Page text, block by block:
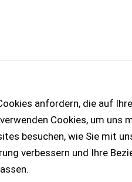
anfordern, die auf
Cookies, um uns
besuchen, wie Sie mit
verbessern und Ihre